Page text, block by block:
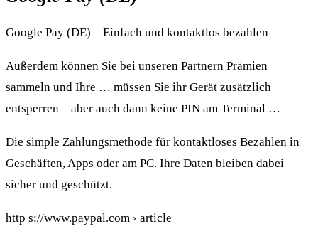
Google Pay (DE) – Einfach und kontaktlos bezahlen
Außerdem können Sie bei unseren Partnern Prämien
sammeln und Ihre … müssen Sie ihr Gerät zusätzlich
entsperren – aber auch dann keine PIN am Terminal …
Die simple Zahlungsmethode für kontaktloses Bezahlen in
Geschäften, Apps oder am PC. Ihre Daten bleiben dabei
sicher und geschützt.
http s://www.paypal.com › article